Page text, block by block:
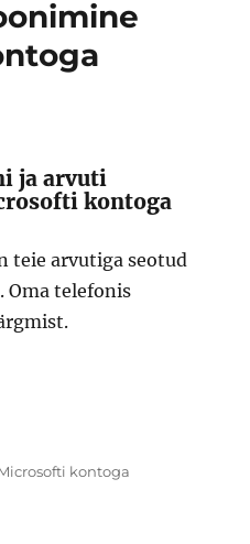
ja arvuti
kontoga
teie arvutiga seotud
Oma telefonis
kontoga